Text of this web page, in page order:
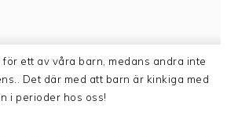
ett av våra barn, medans andra inte
Det där med att barn är kinkiga med
i perioder hos oss!